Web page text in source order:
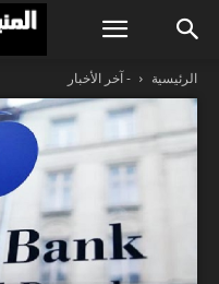
الرئيسية - آخر الأخبار